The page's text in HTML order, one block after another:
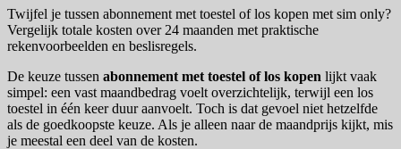
Twijfel je tussen abonnement met toestel of los kopen met sim only?
Vergelijk totale kosten over 24 maanden met praktische
rekenvoorbeelden en beslisregels.
De keuze tussen abonnement met toestel of los kopen lijkt vaak
simpel: een vast maandbedrag voelt overzichtelijk, terwijl een los
toestel in één keer duur aanvoelt. Toch is dat gevoel niet hetzelfde
als de goedkoopste keuze. Als je alleen naar de maandprijs kijkt, mis
je meestal een deel van de kosten.